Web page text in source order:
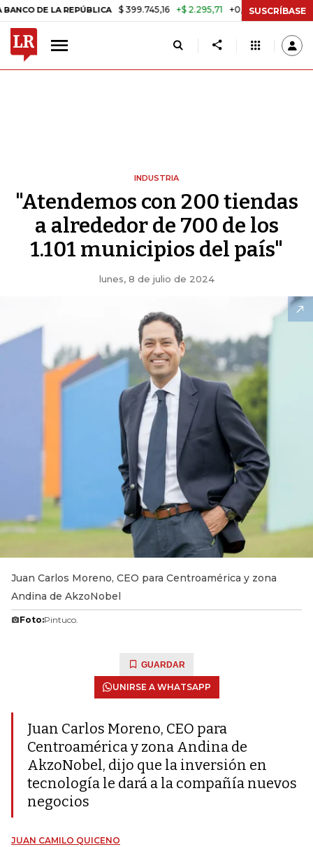
LA REPÚBLICA $ 399.745,16 +$ 2.295,71 +0,58% TASA DE USURA
SUSCRÍBASE
INDUSTRIA
"Atendemos con 200 tiendas
a alrededor de 700 de los
1.101 municipios del país"
lunes, 8 de julio de 2024
Juan Carlos Moreno, CEO para Centroamérica y zona
Andina de AkzoNobel
Foto:Pintuco.
GUARDAR
UNIRSE A WHATSAPP
Juan Carlos Moreno, CEO para
Centroamérica y zona Andina de
AkzoNobel, dijo que la inversión en
tecnología le dará a la compañía nuevos
negocios
JUAN CAMILO QUICENO